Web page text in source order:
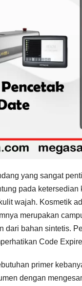
yang sangat
pada
wajah. Kosmetik
merupakan
dari bahan sintetis.
Code
primer
dengan